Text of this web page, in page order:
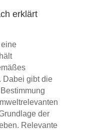
erklärt
Dabei gibt die
der
Relevante